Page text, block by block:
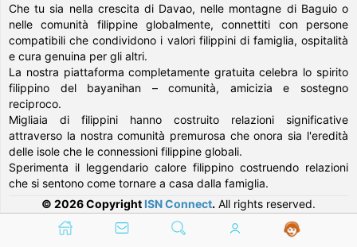
Che tu sia nella crescita di Davao, nelle montagne di Baguio o
nelle comunità filippine globalmente, connettiti con persone
compatibili che condividono i valori filippini di famiglia, ospitalità
e cura genuina per gli altri.
La nostra piattaforma completamente gratuita celebra lo spirito
filippino del bayanihan – comunità, amicizia e sostegno
reciproco.
Migliaia di filippini hanno costruito relazioni significative
attraverso la nostra comunità premurosa che onora sia l'eredità
delle isole che le connessioni filippine globali.
Sperimenta il leggendario calore filippino costruendo relazioni
che si sentono come tornare a casa dalla famiglia.
© 2026 Copyright ISN Connect. All rights reserved.